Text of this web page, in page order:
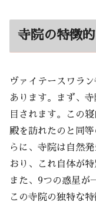
寺院の特徴
ヴァイテースワラ
あります。まず、
目されます。この
殿を訪れたのと同
らに、寺院は自然
おり、これ自体が
また、9つの惑星が
この寺院の独特な